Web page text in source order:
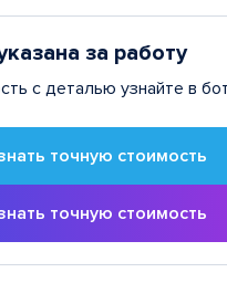
за работу
с деталью узнайте в
точную стоимость
точную стоимость